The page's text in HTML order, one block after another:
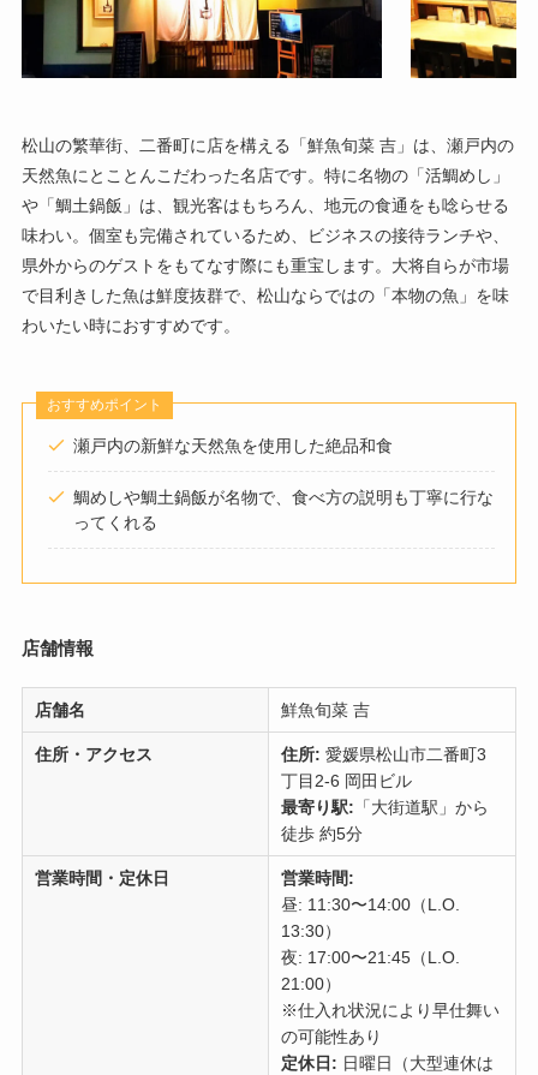
松山の繁華街、二番町に店を構える「鮮魚旬菜 吉」は、瀬戸内の
天然魚にとことんこだわった名店です。特に名物の「活鯛めし」
や「鯛土鍋飯」は、観光客はもちろん、地元の食通をも唸らせる
味わい。個室も完備されているため、ビジネスの接待ランチや、
県外からのゲストをもてなす際にも重宝します。大将自らが市場
で目利きした魚は鮮度抜群で、松山ならではの「本物の魚」を味
わいたい時におすすめです。
おすすめポイント
瀬戸内の新鮮な天然魚を使用した絶品和食
鯛めしや鯛土鍋飯が名物で、食べ方の説明も丁寧に行な
ってくれる
店舗情報
店舗名 鮮魚旬菜 吉
住所・アクセス 住所: 愛媛県松山市二番町3
丁目2-6 岡田ビル
最寄り駅: 「大街道駅」から
徒歩 約5分
営業時間・定休日
営業時間:
昼: 11:30〜14:00（L.O.
13:30）
夜: 17:00〜21:45（L.O.
21:00）
※仕入れ状況により早仕舞い
の可能性あり
定休日: 日曜日（大型連休は